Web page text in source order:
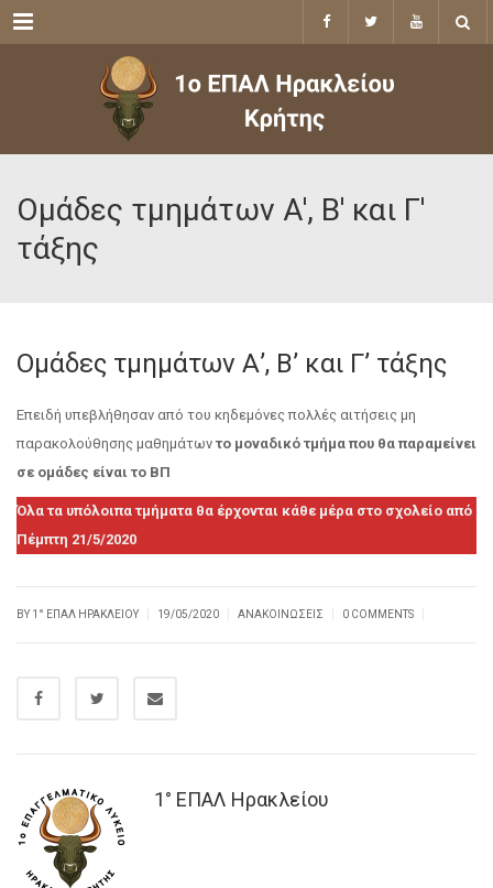
Menu
Ομάδες τμημάτων Α', Β' και Γ'
τάξης
Ομάδες τμημάτων Α’, Β’ και Γ’ τάξης
Επειδή υπεβλήθησαν από του κηδεμόνες πολλές αιτήσεις μη
παρακολούθησης μαθημάτων το μοναδικό τμήμα που θα παραμείνει
σε ομάδες είναι το ΒΠ
Όλα τα υπόλοιπα τμήματα θα έρχονται κάθε μέρα στο σχολείο από
Πέμπτη 21/5/2020
BY1° ΕΠΑΛ ΗΡΑΚΛΕΊΟΥ 19/05/2020 ΑΝΑΚΟΙΝΏΣΕΙΣ 0 COMMENTS
1° ΕΠΑΛ Ηρακλείου